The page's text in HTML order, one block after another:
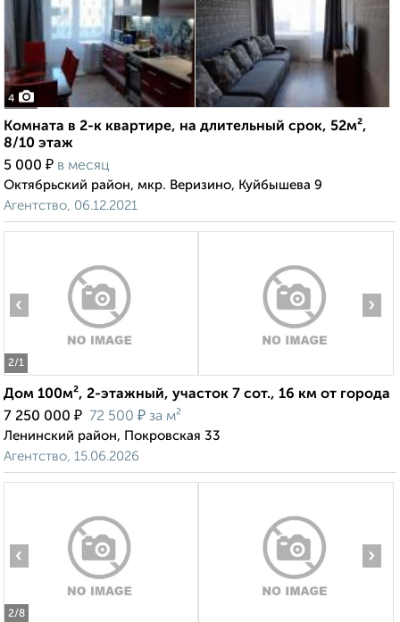
4
Комната в 2-к квартире, на длительный срок, 52м²,
8/10 этаж
5 000 ₽ в месяц
Октябрьский район, мкр. Веризино, Куйбышева 9
Агентство, 06.12.2021
2/1
‹ ›
Дом 100м², 2-этажный, участок 7 сот., 16 км от города
7 250 000 ₽ 72 500 ₽ за м²
Ленинский район, Покровская 33
Агентство, 15.06.2026
2/8
‹ ›